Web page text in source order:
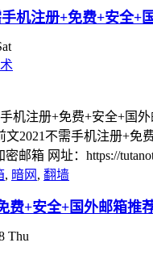
机注册+免费+安全+
文2021不需手机注册+
邮箱 网址：https://
, 暗网 , 翻墙
费+安全+国外邮箱推
Thu